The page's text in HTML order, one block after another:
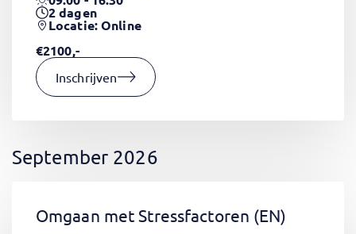
2dagen
Locatie: Online
€2100,-
Inschrijven
September 2026
Omgaan met Stressfactoren (EN)